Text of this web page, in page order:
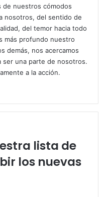
de nuestros cómodos
nosotros, del sentido de
del temor hacia todo
más profundo nuestro
demás, nos acercamos
ser una parte de nosotros.
a la acción.
lista de
los nuevas